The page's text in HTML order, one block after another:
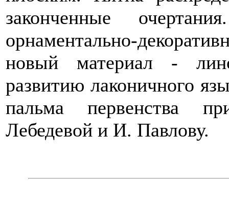
законченные
орнаментально-
новый материал -
развитию лаконичного
пальма первенства
Лебедевой и И. Павлову.